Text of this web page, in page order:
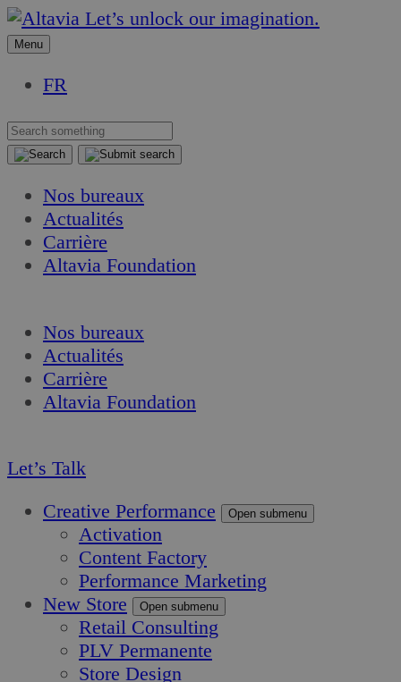
Aller
au
Aller
au
Let’s unlock our imagination.
Menu
FR
Nos bureaux
Actualités
Carrière
Altavia Foundation
Nos bureaux
Actualités
Carrière
Altavia Foundation
Let’s Talk
Creative Performance
Open submenu
Activation
Content Factory
Performance Marketing
New Store
Open submenu
Retail Consulting
PLV Permanente
Store Design